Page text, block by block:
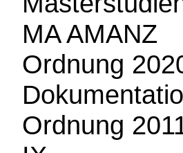
MA AMANZ
Ordnung
Ordnung